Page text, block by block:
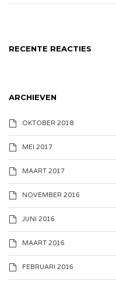
RECENTE REACTIES
ARCHIEVEN
OKTOBER 2018
MEI 2017
MAART 2017
NOVEMBER 2016
JUNI 2016
MAART 2016
FEBRUARI 2016